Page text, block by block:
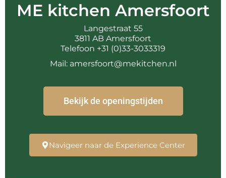
ME kitchen Amersfoort
Langestraat 55
3811 AB Amersfoort
Telefoon +31 (0)33-3033319
Mail: amersfoort@mekitchen.nl
Bekijk de openingstijden
Navigeer naar de Experience Center